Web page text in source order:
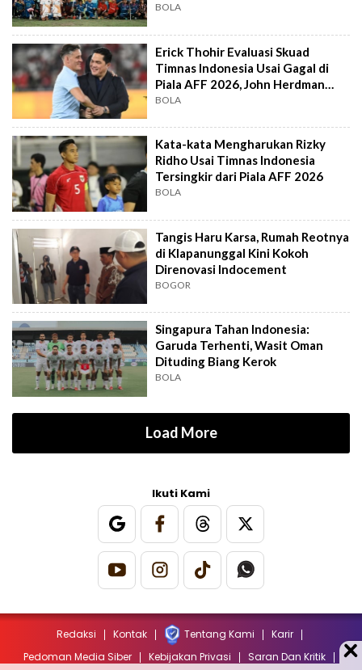
BOLA
Erick Thohir Evaluasi Skuad
Timnas Indonesia Usai Gagal di
Piala AFF 2026, John Herdman
Out?
BOLA
Kata-kata Mengharukan Rizky
Ridho Usai Timnas Indonesia
Tersingkir dari Piala AFF 2026
BOLA
Tangis Haru Karsa, Rumah Reotnya
di Klapanunggal Kini Kokoh
Direnovasi Indocement
BOGOR
Singapura Tahan Indonesia:
Garuda Terhenti, Wasit Oman
Dituding Biang Kerok
BOLA
Load More
Ikuti Kami
Redaksi Kontak Tentang Kami
Karir
Pedoman Media Siber
Kebijakan Privasi Saran Dan Kritik